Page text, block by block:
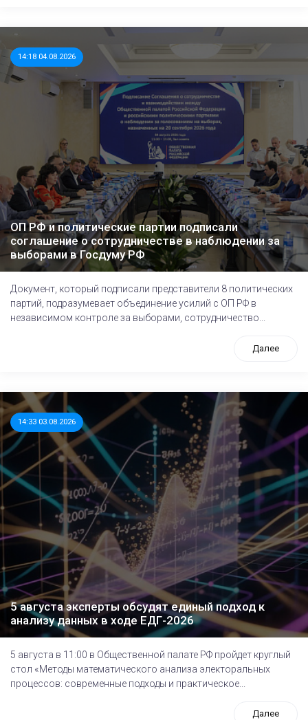
14:18 04.08.2026
ОП РФ и политические партии подписали
соглашение о сотрудничестве в наблюдении за
выборами в Госдуму РФ
Документ, который подписали представители 8 политических
партий, подразумевает объединение усилий с ОП РФ в
независимом контроле за выборами, сотрудничество...
Далее
14:33 03.08.2026
5 августа эксперты обсудят единый подход к
анализу данных в ходе ЕДГ-2026
5 августа в 11:00 в Общественной палате РФ пройдет круглый
стол «Методы математического анализа электоральных
процессов: современные подходы и практическое...
Далее